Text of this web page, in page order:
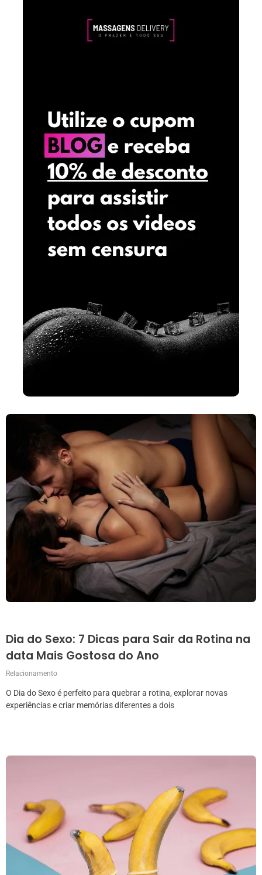
Dia do Sexo: 7 Dicas para Sair da Rotina na
data Mais Gostosa do Ano
Relacionamento
O Dia do Sexo é perfeito para quebrar a rotina, explorar novas
experiências e criar memórias diferentes a dois